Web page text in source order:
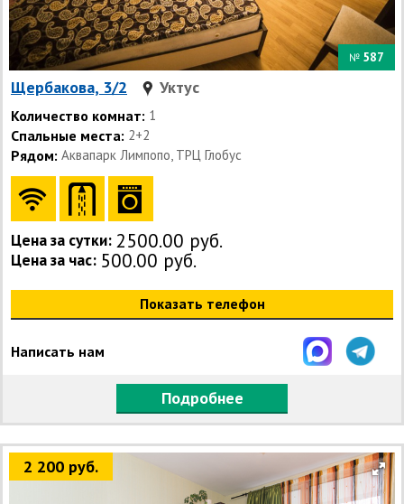
№ 587
Щербакова, 3/2 Уктус
Количество комнат: 1
Спальные места: 2+2
Рядом: Аквапарк Лимпопо, ТРЦ Глобус
Цена за сутки: 2500.00 руб.
Цена за час: 500.00 руб.
Показать телефон
Написать нам
Подробнее
2 200 руб.